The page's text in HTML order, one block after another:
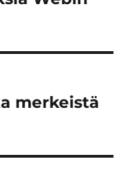
merkeistä